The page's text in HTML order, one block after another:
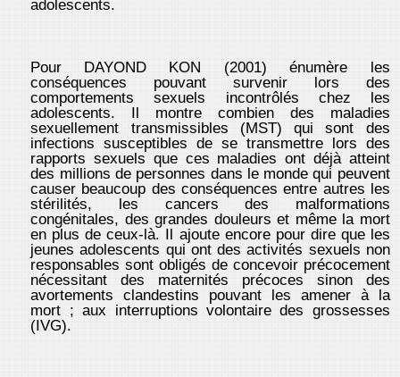
adolescents.
Pour DAYOND KON (2001) énumère les
conséquences pouvant survenir lors des
comportements sexuels incontrôlés chez les
adolescents. Il montre combien des maladies
sexuellement transmissibles (MST) qui sont des
infections susceptibles de se transmettre lors des
rapports sexuels que ces maladies ont déjà atteint
des millions de personnes dans le monde qui peuvent
causer beaucoup des conséquences entre autres les
stérilités, les cancers des malformations
congénitales, des grandes douleurs et même la mort
en plus de ceux-là. Il ajoute encore pour dire que les
jeunes adolescents qui ont des activités sexuels non
responsables sont obligés de concevoir précocement
nécessitant des maternités précoces sinon des
avortements clandestins pouvant les amener à la
mort ; aux interruptions volontaire des grossesses
(IVG).